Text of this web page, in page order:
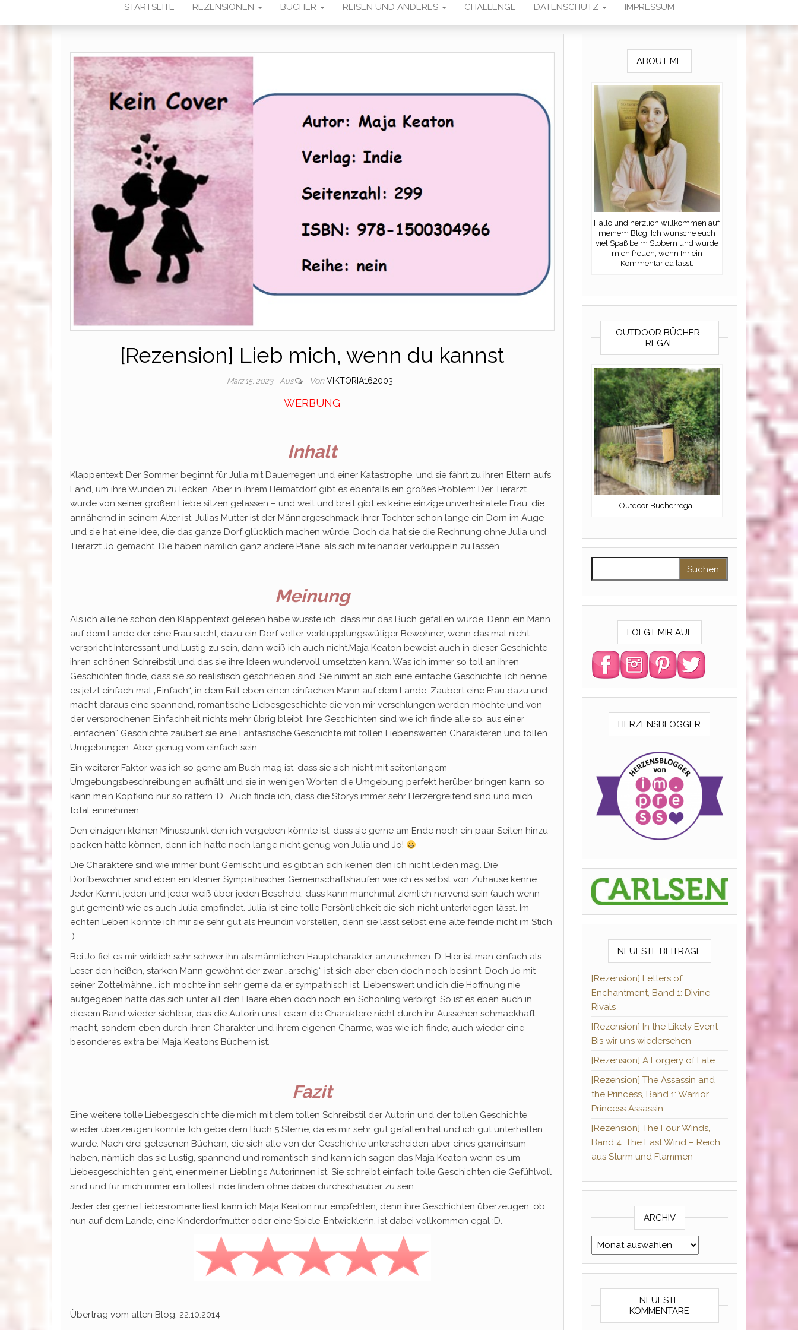
STARTSEITE REZENSIONEN BÜCHER REISEN UND ANDERES CHALLENGE DATENSCHUTZ IMPRESSUM
[Rezension] Lieb mich, wenn du kannst
März 15, 2023 Aus Von VIKTORIA162003
WERBUNG
Inhalt
Klappentext: Der Sommer beginnt für Julia mit Dauerregen und einer Katastrophe, und sie fährt zu ihren Eltern aufs
Land, um ihre Wunden zu lecken. Aber in ihrem Heimatdorf gibt es ebenfalls ein großes Problem: Der Tierarzt
wurde von seiner großen Liebe sitzen gelassen – und weit und breit gibt es keine einzige unverheiratete Frau, die
annähernd in seinem Alter ist. Julias Mutter ist der Männergeschmack ihrer Tochter schon lange ein Dorn im Auge
und sie hat eine Idee, die das ganze Dorf glücklich machen würde. Doch da hat sie die Rechnung ohne Julia und
Tierarzt Jo gemacht. Die haben nämlich ganz andere Pläne, als sich miteinander verkuppeln zu lassen.
Meinung
Als ich alleine schon den Klappentext gelesen habe wusste ich, dass mir das Buch gefallen würde. Denn ein Mann
auf dem Lande der eine Frau sucht, dazu ein Dorf voller verklupplungswütiger Bewohner, wenn das mal nicht
verspricht Interessant und Lustig zu sein, dann weiß ich auch nicht.Maja Keaton beweist auch in dieser Geschichte
ihren schönen Schreibstil und das sie ihre Ideen wundervoll umsetzten kann. Was ich immer so toll an ihren
Geschichten finde, dass sie so realistisch geschrieben sind. Sie nimmt an sich eine einfache Geschichte, ich nenne
es jetzt einfach mal „Einfach“, in dem Fall eben einen einfachen Mann auf dem Lande, Zaubert eine Frau dazu und
macht daraus eine spannend, romantische Liebesgeschichte die von mir verschlungen werden möchte und von
der versprochenen Einfachheit nichts mehr übrig bleibt. Ihre Geschichten sind wie ich finde alle so, aus einer
„einfachen“ Geschichte zaubert sie eine Fantastische Geschichte mit tollen Liebenswerten Charakteren und tollen
Umgebungen. Aber genug vom einfach sein.
Ein weiterer Faktor was ich so gerne am Buch mag ist, dass sie sich nicht mit seitenlangem
Umgebungsbeschreibungen aufhält und sie in wenigen Worten die Umgebung perfekt herüber bringen kann, so
kann mein Kopfkino nur so rattern :D. Auch finde ich, dass die Storys immer sehr Herzergreifend sind und mich
total einnehmen.
Den einzigen kleinen Minuspunkt den ich vergeben könnte ist, dass sie gerne am Ende noch ein paar Seiten hinzu
packen hätte können, denn ich hatte noch lange nicht genug von Julia und Jo!
Die Charaktere sind wie immer bunt Gemischt und es gibt an sich keinen den ich nicht leiden mag. Die
Dorfbewohner sind eben ein kleiner Sympathischer Gemeinschaftshaufen wie ich es selbst von Zuhause kenne.
Jeder Kennt jeden und jeder weiß über jeden Bescheid, dass kann manchmal ziemlich nervend sein (auch wenn
gut gemeint) wie es auch Julia empfindet. Julia ist eine tolle Persönlichkeit die sich nicht unterkriegen lässt. Im
echten Leben könnte ich mir sie sehr gut als Freundin vorstellen, denn sie lässt selbst eine alte feinde nicht im Stich
;).
Bei Jo fiel es mir wirklich sehr schwer ihn als männlichen Hauptcharakter anzunehmen :D. Hier ist man einfach als
Leser den heißen, starken Mann gewöhnt der zwar „arschig“ ist sich aber eben doch noch besinnt. Doch Jo mit
seiner Zottelmähne… ich mochte ihn sehr gerne da er sympathisch ist, Liebenswert und ich die Hoffnung nie
aufgegeben hatte das sich unter all den Haare eben doch noch ein Schönling verbirgt. So ist es eben auch in
diesem Band wieder sichtbar, das die Autorin uns Lesern die Charaktere nicht durch ihr Aussehen schmackhaft
macht, sondern eben durch ihren Charakter und ihrem eigenen Charme, was wie ich finde, auch wieder eine
besonderes extra bei Maja Keatons Büchern ist.
Fazit
Eine weitere tolle Liebesgeschichte die mich mit dem tollen Schreibstil der Autorin und der tollen Geschichte
wieder überzeugen konnte. Ich gebe dem Buch 5 Sterne, da es mir sehr gut gefallen hat und ich gut unterhalten
wurde. Nach drei gelesenen Büchern, die sich alle von der Geschichte unterscheiden aber eines gemeinsam
haben, nämlich das sie Lustig, spannend und romantisch sind kann ich sagen das Maja Keaton wenn es um
Liebesgeschichten geht, einer meiner Lieblings Autorinnen ist. Sie schreibt einfach tolle Geschichten die Gefühlvoll
sind und für mich immer ein tolles Ende finden ohne dabei durchschaubar zu sein.
Jeder der gerne Liebesromane liest kann ich Maja Keaton nur empfehlen, denn ihre Geschichten überzeugen, ob
nun auf dem Lande, eine Kinderdorfmutter oder eine Spiele-Entwicklerin, ist dabei vollkommen egal :D.
Übertrag vom alten Blog, 22.10.2014
ABOUT ME
Hallo und herzlich willkommen auf
meinem Blog. Ich wünsche euch
viel Spaß beim Stöbern und würde
mich freuen, wenn Ihr ein
Kommentar da lasst.
OUTDOOR BÜCHER-
REGAL
Outdoor Bücherregal
FOLGT MIR AUF
HERZENSBLOGGER
NEUESTE BEITRÄGE
[Rezension] Letters of
Enchantment, Band 1: Divine
Rivals
[Rezension] In the Likely Event –
Bis wir uns wiedersehen
[Rezension] A Forgery of Fate
[Rezension] The Assassin and
the Princess, Band 1: Warrior
Princess Assassin
[Rezension] The Four Winds,
Band 4: The East Wind – Reich
aus Sturm und Flammen
ARCHIV
Archiv
NEUESTE
KOMMENTARE